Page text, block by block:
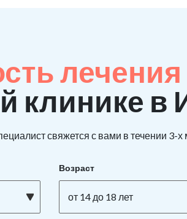
лечения
клинике в
свяжется с вами в течении 3-х
Возраст
от 14 до 18 лет